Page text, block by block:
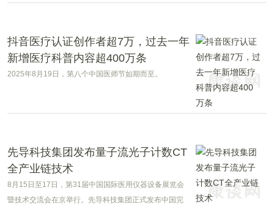
抖音医疗认证创作者超7万，过去一年
新增医疗科普内容超400万条
2025年8月19日，第八个中国医师节如期而至。
先导科技集团发布量子流光子计数CT
全产业链技术
8月15日至17日，第31届中国国际医用仪器设备展览会
暨技术交流会在京举行。先导科技集团正式发布中国完